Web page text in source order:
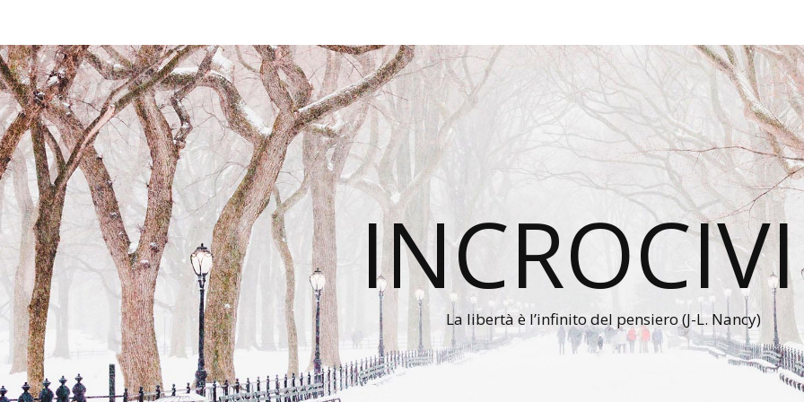
La libertà è l’infinito del pensiero (J-L. Nancy)